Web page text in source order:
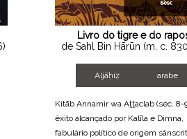
Livro do tigre e do
de Sahl Bin Hārūn (m. c.
Aljāḥiẓ arabe
Kitāb Annamir wa Aṯṯaclab (séc. 8-
êxito alcançado por Kalīla e Dimna,
fabulário político de origem